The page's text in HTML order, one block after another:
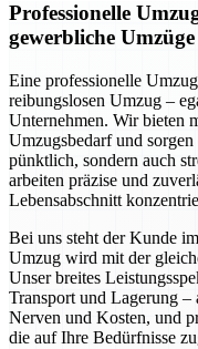
Professionelle
gewerbliche
Eine professionelle
reibungslosen Umzug –
Unternehmen. Wir bieten
Umzugsbedarf und
pünktlich, sondern auch
arbeiten präzise und
Lebensabschnitt
Bei uns steht der Kunde
Umzug wird mit der
Unser breites
Transport und Lagerung –
Nerven und Kosten, und
die auf Ihre Bedürfnisse